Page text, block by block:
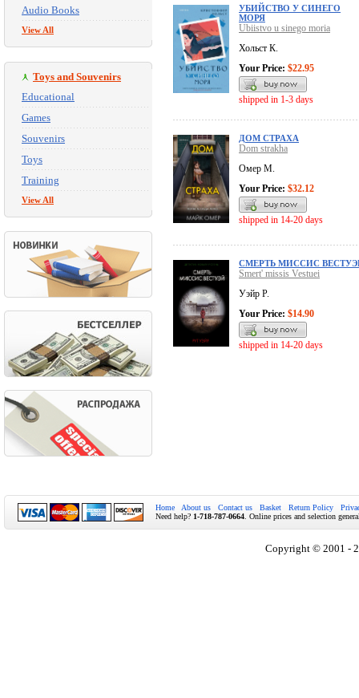
Audio Books
View All
Toys and Souvenirs
Educational
Games
Souvenirs
Toys
Training
View All
УБИЙСТВО У СИНЕГО
МОРЯ
Ubiistvo u sinego moria
Хольст К.
Your Price: $22.95
shipped in 1-3 days
ДОМ СТРАХА
Dom strakha
Омер М.
Your Price: $32.12
shipped in 14-20 days
СМЕРТЬ МИССИС
Smert' missis Vestuei
Уэйр Р.
Your Price: $14.90
shipped in 14-20 days
Home About us Contact us Basket Return Policy
Need help? 1-718-787-0664 . Online prices and selection
Copyright © 2001 -